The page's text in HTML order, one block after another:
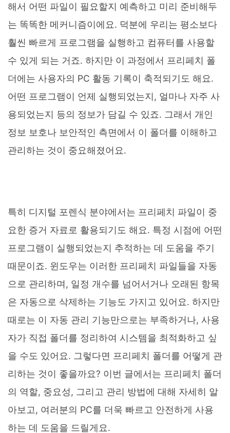
해서 어떤 파일이 필요할지 예측하고 미리 준비해두
는 똑똑한 메커니즘이에요. 덕분에 우리는 평소보다
훨씬 빠르게 프로그램을 실행하고 컴퓨터를 사용할
수 있게 되는 거죠. 하지만 이 과정에서 프리페치 폴
더에는 사용자의 PC 활동 기록이 축적되기도 해요.
어떤 프로그램이 언제 실행되었는지, 얼마나 자주 사
용되었는지 등의 정보가 담길 수 있죠. 그래서 개인
정보 보호나 보안적인 측면에서 이 폴더를 이해하고
관리하는 것이 중요해졌어요.
특히 디지털 포렌식 분야에서는 프리페치 파일이 중
요한 증거 자료로 활용되기도 해요. 특정 시점에 어떤
프로그램이 실행되었는지 추적하는 데 도움을 주기
때문이죠. 윈도우는 이러한 프리페치 파일들을 자동
으로 관리하며, 일정 개수를 넘어서거나 오래된 항목
은 자동으로 삭제하는 기능도 가지고 있어요. 하지만
때로는 이 자동 관리 기능만으로는 부족하거나, 사용
자가 직접 폴더를 정리하여 시스템을 최적화하고 싶
을 수도 있어요. 그렇다면 프리페치 폴더를 어떻게 관
리하는 것이 좋을까요? 이번 글에서는 프리페치 폴더
의 역할, 중요성, 그리고 관리 방법에 대해 자세히 알
아보고, 여러분의 PC를 더욱 빠르고 안전하게 사용
하는 데 도움을 드릴게요.